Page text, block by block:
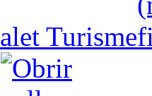
Turisme